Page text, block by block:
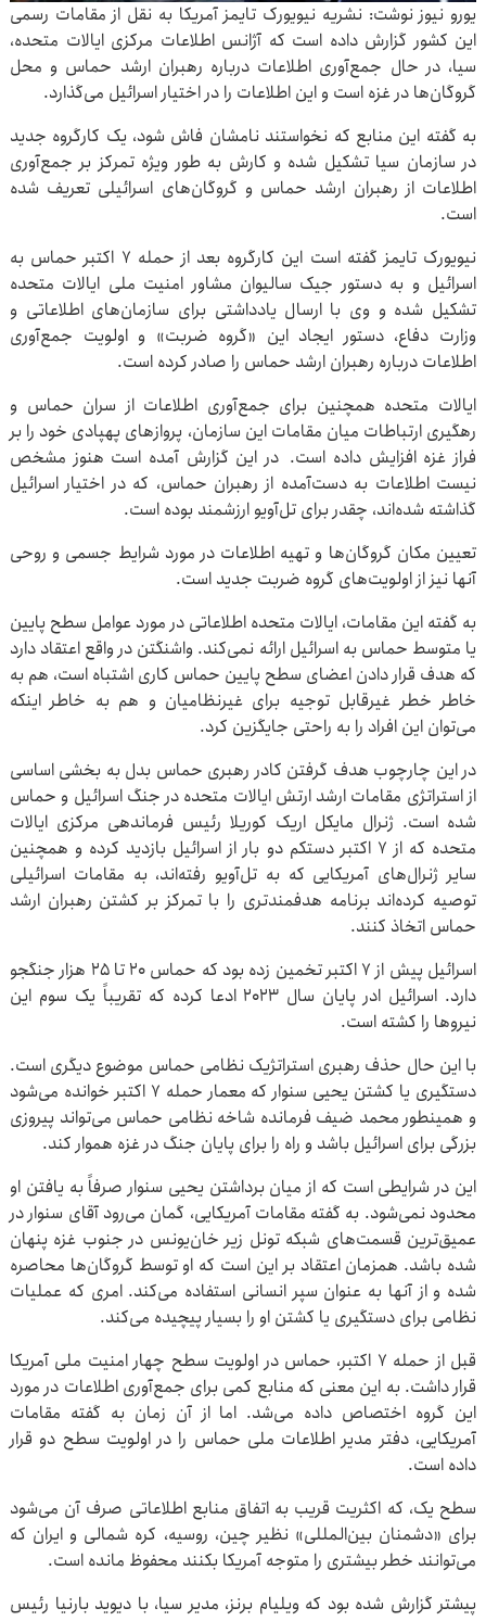
یورو نیوز نوشت: نشریه نیویورک‌ تایمز آمریکا به نقل از مقامات رسمی
این کشور گزارش داده است که آژانس اطلاعات مرکزی ایالات متحده،
سیا، در حال جمع‌آوری اطلاعات درباره رهبران ارشد حماس و محل
گروگان‌ها در غزه است و این اطلاعات را در اختیار اسرائیل می‌گذارد.
به گفته این منابع که نخواستند نامشان فاش شود، یک کارگروه جدید
در سازمان سیا تشکیل شده و کارش به طور ویژه تمرکز بر جمع‌آوری
اطلاعات از رهبران ارشد حماس و گروگان‌های اسرائیلی تعریف شده
است.
نیویورک تایمز گفته است این کارگروه بعد از حمله ۷ اکتبر حماس به
اسرائیل و به دستور جیک سالیوان مشاور امنیت ملی ایالات متحده
تشکیل شده و وی با ارسال یادداشتی برای سازمان‌های اطلاعاتی و
وزارت دفاع، دستور ایجاد این «گروه ضربت» و اولویت جمع‌آوری
اطلاعات درباره رهبران ارشد حماس را صادر کرده است.
ایالات متحده همچنین برای جمع‌آوری اطلاعات از سران حماس و
رهگیری ارتباطات میان مقامات این سازمان، پروازهای پهپادی خود را بر
فراز غزه افزایش داده است. در این گزارش آمده است هنوز مشخص
نیست اطلاعات به دست‌آمده از رهبران حماس، که در اختیار اسرائیل
گذاشته شده‌اند، چقدر برای تل‌آویو ارزشمند بوده است.
تعیین مکان گروگان‌ها و تهیه اطلاعات در مورد شرایط جسمی و روحی
آنها نیز از اولویت‌های گروه ضربت جدید است.
به گفته این مقامات، ایالات متحده اطلاعاتی در مورد عوامل سطح پایین
یا متوسط حماس به اسرائیل ارائه نمی‌کند. واشنگتن در واقع اعتقاد دارد
که هدف قرار دادن اعضای سطح پایین حماس کاری اشتباه است، هم به
خاطر خطر غیرقابل توجیه برای غیرنظامیان و هم به خاطر اینکه
می‌توان این افراد را به راحتی جایگزین کرد.
در این چارچوب هدف گرفتن کادر رهبری حماس بدل به بخشی اساسی
از استراتژی مقامات ارشد ارتش ایالات متحده در جنگ اسرائیل و حماس
شده است. ژنرال مایکل اریک کوریلا رئیس فرماندهی مرکزی ایالات
متحده که از ۷ اکتبر دستکم دو بار از اسرائیل بازدید کرده و همچنین
سایر ژنرال‌های آمریکایی که به تل‌آویو رفته‌اند، به مقامات اسرائیلی
توصیه کرده‌اند برنامه هدفمندتری را با تمرکز بر کشتن رهبران ارشد
حماس اتخاذ کنند.
اسرائیل پیش از ۷ اکتبر تخمین زده بود که حماس ۲۰ تا ۲۵ هزار جنگجو
دارد. اسرائیل ادر پایان سال ۲۰۲۳ ادعا کرده که تقریباً یک سوم این
نیروها را کشته است.
با این حال حذف رهبری استراتژیک نظامی حماس موضوع دیگری است.
دستگیری یا کشتن یحیی سنوار که معمار حمله ۷ اکتبر خوانده می‌شود
و همینطور محمد ضیف فرمانده شاخه نظامی حماس می‌تواند پیروزی
بزرگی برای اسرائیل باشد و راه را برای پایان جنگ در غزه هموار کند.
این در شرایطی است که از میان برداشتن یحیی سنوار صرفاً به یافتن او
محدود نمی‌شود. به گفته مقامات آمریکایی، گمان می‌رود آقای سنوار در
عمیق‌ترین قسمت‌های شبکه تونل زیر خان‌یونس در جنوب غزه پنهان
شده باشد. همزمان اعتقاد بر این است که او توسط گروگان‌ها محاصره
شده و از آنها به عنوان سپر انسانی استفاده می‌کند. امری که عملیات
نظامی برای دستگیری یا کشتن او را بسیار پیچیده می‌کند.
قبل از حمله ۷ اکتبر، حماس در اولویت سطح چهار امنیت ملی آمریکا
قرار داشت. به این معنی که منابع کمی برای جمع‌آوری اطلاعات در مورد
این گروه اختصاص داده می‌شد. اما از آن زمان به گفته مقامات
آمریکایی، دفتر مدیر اطلاعات ملی حماس را در اولویت سطح دو قرار
داده است.
سطح یک، که اکثریت قریب به اتفاق منابع اطلاعاتی صرف آن می‌شود
برای «دشمنان بین‌المللی» نظیر چین، روسیه، کره شمالی و ایران که
می‌توانند خطر بیشتری را متوجه آمریکا بکنند محفوظ مانده است.
پیشتر گزارش شده بود که ویلیام برنز، مدیر سیا، با دیوید بارنیا رئیس